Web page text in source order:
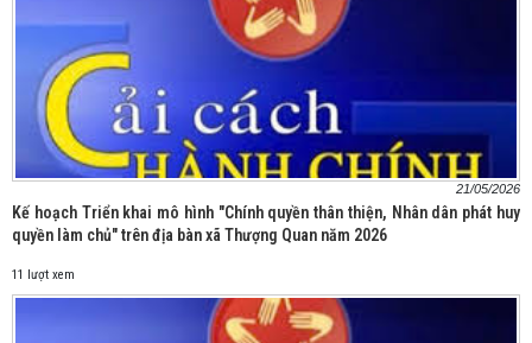
21/05/2026
Kế hoạch Triển khai mô hình "Chính quyền thân thiện, Nhân dân phát huy
quyền làm chủ" trên địa bàn xã Thượng Quan năm 2026
11 lượt xem